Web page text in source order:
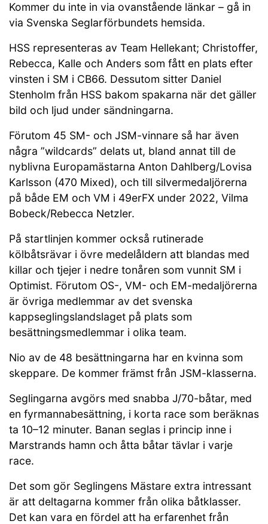
Kommer du inte in via ovanstående länkar – gå in
via Svenska Seglarförbundets hemsida.
HSS representeras av Team Hellekant; Christoffer,
Rebecca, Kalle och Anders som fått en plats efter
vinsten i SM i CB66. Dessutom sitter Daniel
Stenholm från HSS bakom spakarna när det gäller
bild och ljud under sändningarna.
Förutom 45 SM- och JSM-vinnare så har även
några ”wildcards” delats ut, bland annat till de
nyblivna Europamästarna Anton Dahlberg/Lovisa
Karlsson (470 Mixed), och till silvermedaljörerna
på både EM och VM i 49erFX under 2022, Vilma
Bobeck/Rebecca Netzler.
På startlinjen kommer också rutinerade
kölbåtsrävar i övre medelåldern att blandas med
killar och tjejer i nedre tonåren som vunnit SM i
Optimist. Förutom OS-, VM- och EM-medaljörerna
är övriga medlemmar av det svenska
kappseglingslandslaget på plats som
besättningsmedlemmar i olika team.
Nio av de 48 besättningarna har en kvinna som
skeppare. De kommer främst från JSM-klasserna.
Seglingarna avgörs med snabba J/70-båtar, med
en fyrmannabesättning, i korta race som beräknas
ta 10–12 minuter. Banan seglas i princip inne i
Marstrands hamn och åtta båtar tävlar i varje
race.
Det som gör Seglingens Mästare extra intressant
är att deltagarna kommer från olika båtklasser.
Det kan vara en fördel att ha erfarenhet från